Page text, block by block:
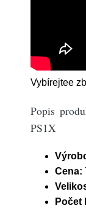
Vybírejtee
Popis
PS1X
Cena:
Počet